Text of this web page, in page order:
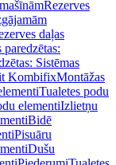
Rezerves
daļas
paredzētas:
Sistēmas
KombifixMontāžas
Tualetes podu
elementiIzlietņu
Bidē
Pisuāru
Dušu